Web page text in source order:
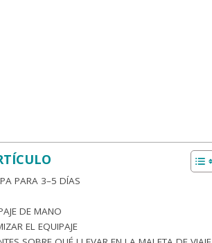
PARA 3–5 DÍAS
DE MANO
EL EQUIPAJE